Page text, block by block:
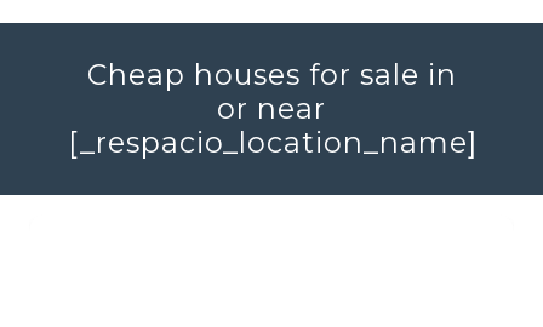
Cheap houses for sale in
or near
[_respacio_location_name]